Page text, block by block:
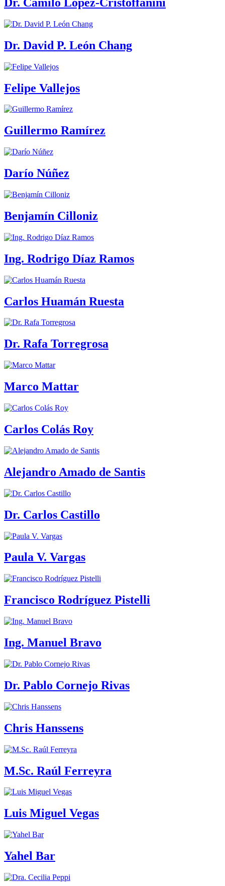
Dr. David P. León Chang
Felipe Vallejos
Guillermo Ramírez
Darío Núñez
Benjamín Cilloniz
Ing. Rodrigo Díaz Ramos
Carlos Huamán Ruesta
Dr. Rafa Torregrosa
Marco Mattar
Carlos Colás Roy
Alejandro Amado de Santis
Dr. Carlos Castillo
Paula V. Vargas
Francisco Rodríguez Pistelli
Ing. Manuel Bravo
Dr. Pablo Cornejo Rivas
Chris Hanssens
M.Sc. Raúl Ferreyra
Luis Miguel Vegas
Yahel Bar